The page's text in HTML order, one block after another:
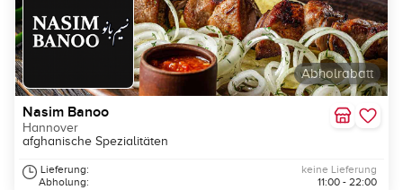
Abholrabatt
Nasim Banoo
Hannover
afghanische Spezialitäten
Lieferung:
Abholung:
keine Lieferung
11:00 - 22:00